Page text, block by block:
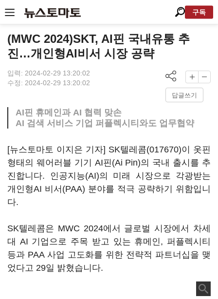
구독
(MWC 2024)SKT, AI핀 국내유통 추
진…개인형AI비서 시장 공략
입력: 2024-02-29 13:20:02
수정: 2024-02-29 13:20:02
답글쓰기
AI핀 휴메인과 AI 협력 맞손
AI 검색 서비스 기업 퍼플렉시티와도 업무협약
[뉴스토마토 이지은 기자] SK텔레콤(017670)이 옷핀
형태의 웨어러블 기기 AI핀(Ai Pin)의 국내 출시를 추
진합니다. 인공지능(AI)의 미래 시장으로 각광받는
개인형AI 비서(PAA) 분야를 적극 공략하기 위함입니
다.
SK텔레콤은 MWC 2024에서 글로벌 시장에서 차세
대 AI 기업으로 주목 받고 있는 휴메인, 퍼플렉시티
등과 PAA 사업 고도화를 위한 전략적 파트너십을 맺
었다고 29일 밝혔습니다.